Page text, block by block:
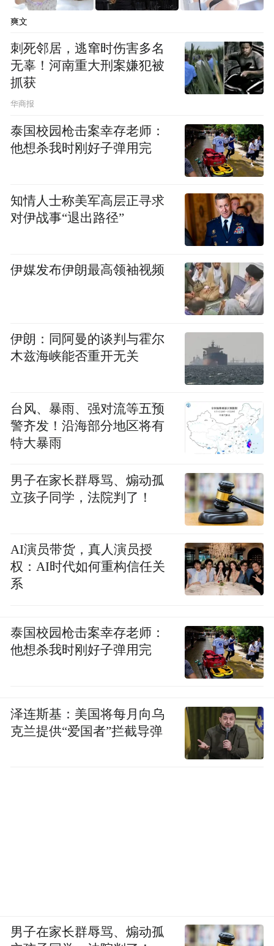
车工作人员共同做好现场隔离防护。23时11
后，铁路公安对砸窗男子进行批评教育，车
辆工作人员对破损车窗进行了修复。
铁路部门呼吁，如乘车过程中发生突发情
况，铁路部门将按照应急预案妥善处置，请
广大旅客听从列车工作人员安排，共同配合
“特别声明：以上作品内容(包括在内的视频、图片或音
频)为凤凰网旗下自媒体平台“大风号”用户上传并发
布，本平台仅提供信息存储空间服务。
pictures and audios if any) is uploaded and posted
by the user of Dafeng Hao, which is a social media
platform and merely provides information storage
爽文
刺死邻居，逃窜时伤害多名
无辜！河南重大刑案嫌犯被
抓获
华商报
泰国校园枪击案幸存老师：
他想杀我时刚好子弹用完
知情人士称美军高层正寻求
对伊战事“退出路径”
伊媒发布伊朗最高领袖视频
伊朗：同阿曼的谈判与霍尔
木兹海峡能否重开无关
台风、暴雨、强对流等五预
警齐发！沿海部分地区将有
特大暴雨
男子在家长群辱骂、煽动孤
立孩子同学，法院判了！
AI演员带货，真人演员授
权：AI时代如何重构信任关
系
泰国校园枪击案幸存老师：
他想杀我时刚好子弹用完
泽连斯基：美国将每月向乌
克兰提供“爱国者”拦截导弹
男子在家长群辱骂、煽动孤